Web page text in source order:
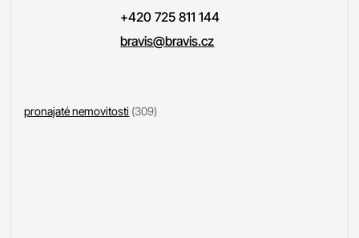
+420 725 811 144
bravis@bravis.cz
pronajaté nemovitosti (309)